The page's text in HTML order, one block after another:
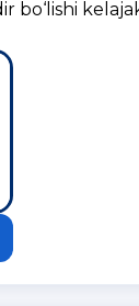
bo‘lishi